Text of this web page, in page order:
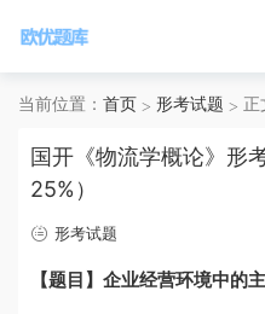
当前位置： 首页 形考试题 正
国开《物流学概论》形
25%）
形考试题
【题目】企业经营环境中的